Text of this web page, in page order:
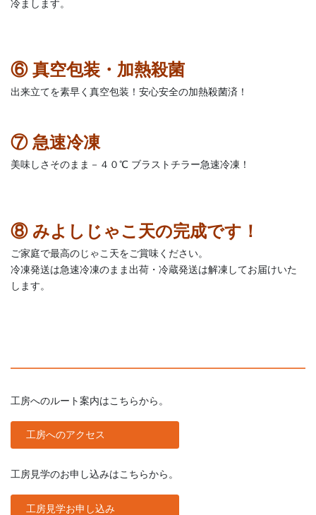
冷まします。
⑥ 真空包装・加熱殺菌
出来立てを素早く真空包装！安心安全の加熱殺菌済！
⑦ 急速冷凍
美味しさそのまま－４０℃ ブラストチラー急速冷凍！
⑧ みよしじゃこ天の完成です！
ご家庭で最高のじゃこ天をご賞味ください。
冷凍発送は急速冷凍のまま出荷・冷蔵発送は解凍してお届けいた
します。
工房へのルート案内はこちらから。
工房へのアクセス
工房見学のお申し込みはこちらから。
工房見学お申し込み